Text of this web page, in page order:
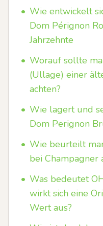
• Wie entwickelt
Dom Pérignon
Jahrzehnte
• Worauf sollte
(Ullage) einer
achten?
• Wie lagert und
Dom Perignon
• Wie beurteilt
bei
• Was bedeutet
wirkt sich eine
Wert aus?